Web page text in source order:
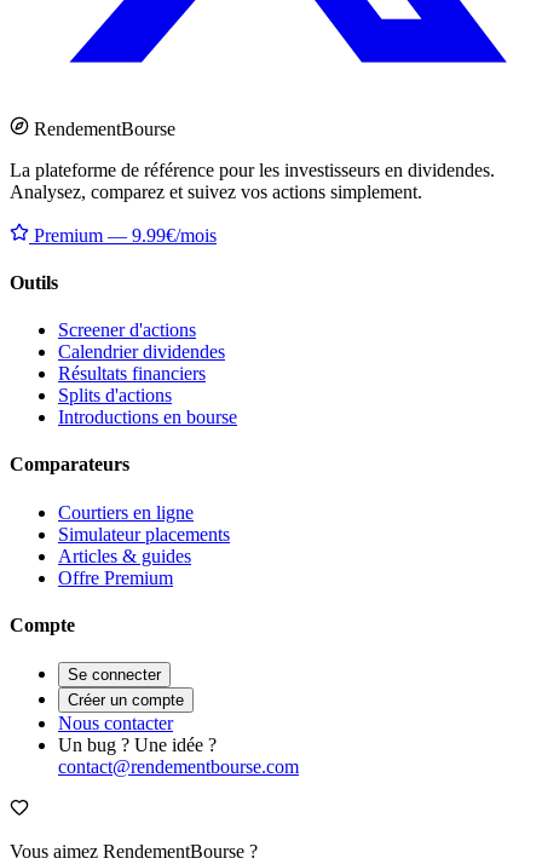
RendementBourse
La plateforme de référence pour les investisseurs en dividendes.
Analysez, comparez et suivez vos actions simplement.
Premium — 9.99€/mois
Outils
Screener d'actions
Calendrier dividendes
Résultats financiers
Splits d'actions
Introductions en bourse
Comparateurs
Courtiers en ligne
Simulateur placements
Articles & guides
Offre Premium
Compte
Se connecter
Créer un compte
Nous contacter
Un bug ? Une idée ?
contact@rendementbourse.com
Vous aimez RendementBourse ?